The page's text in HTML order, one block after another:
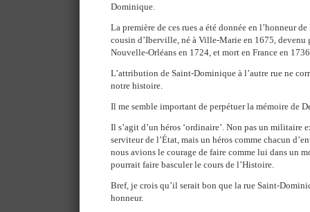
Dominique.
La première de ces rues a été donnée en l’honneur
cousin d’Iberville, né à Ville-Marie en 1675, devenu
Nouvelle-Orléans en 1724, et mort en France en
L’attribution de Saint-Dominique à l’autre rue ne
notre histoire.
Il me semble important de perpétuer la mémoire de
Il s’agit d’un héros ‘ordinaire’. Non pas un militaire
serviteur de l’État, mais un héros comme chacun
nous avions le courage de faire comme lui dans un
pourrait faire basculer le cours de l’Histoire.
Bref, je crois qu’il serait bon que la rue Saint-
honneur.